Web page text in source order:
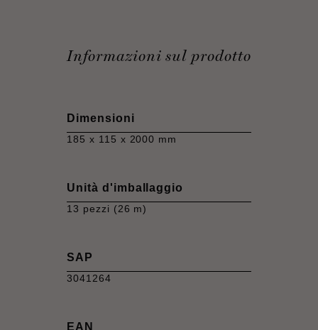
Informazioni sul prodotto
Dimensioni
185 x 115 x 2000 mm
Unità d'imballaggio
13 pezzi (26 m)
SAP
3041264
EAN